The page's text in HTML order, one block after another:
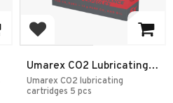
Add to favorites
Umarex CO2 Lubricating
Cartridges 5 pcs
Umarex CO2 lubricating
cartridges 5 pcs